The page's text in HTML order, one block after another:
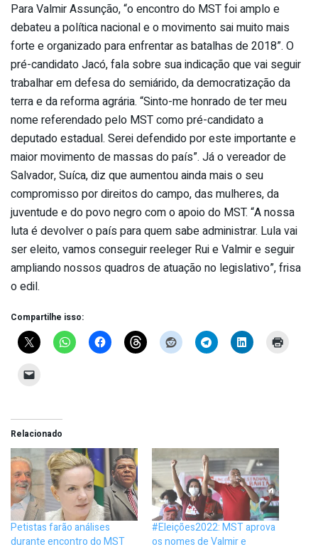
Para Valmir Assunção, “o encontro do MST foi amplo e
debateu a política nacional e o movimento sai muito mais
forte e organizado para enfrentar as batalhas de 2018”. O
pré-candidato Jacó, fala sobre sua indicação que vai seguir
trabalhar em defesa do semiárido, da democratização da
terra e da reforma agrária. “Sinto-me honrado de ter meu
nome referendado pelo MST como pré-candidato a
deputado estadual. Serei defendido por este importante e
maior movimento de massas do país”. Já o vereador de
Salvador, Suíca, diz que aumentou ainda mais o seu
compromisso por direitos do campo, das mulheres, da
juventude e do povo negro com o apoio do MST. “A nossa
luta é devolver o país para quem sabe administrar. Lula vai
ser eleito, vamos conseguir reeleger Rui e Valmir e seguir
ampliando nossos quadros de atuação no legislativo”, frisa
o edil.
Compartilhe isso:
Relacionado
Petistas farão análises
durante encontro do MST
#Eleições2022: MST aprova
os nomes de Valmir e